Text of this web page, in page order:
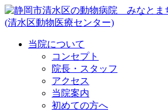
当院について
コンセプト
院長・スタッフ
アクセス
当院案内
初めての方へ